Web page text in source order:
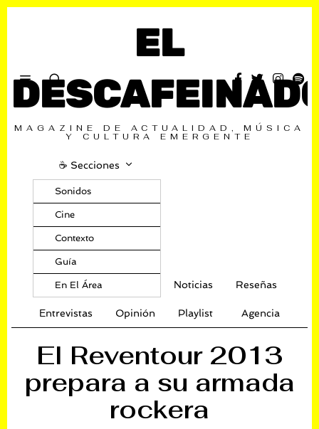
EL
MAGAZINE DE ACTUALIDAD, MÚSICA
Y CULTURA EMERGENTE
☕️ Secciones
Sonidos
Cine
Contexto
Guía
En El Área Noticias Reseñas
Entrevistas Opinión Playlist Agencia
El Reventour 2013
prepara a su armada
rockera